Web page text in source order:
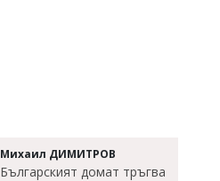
Михаил ДИМИТРОВ
Българският домат тръгва